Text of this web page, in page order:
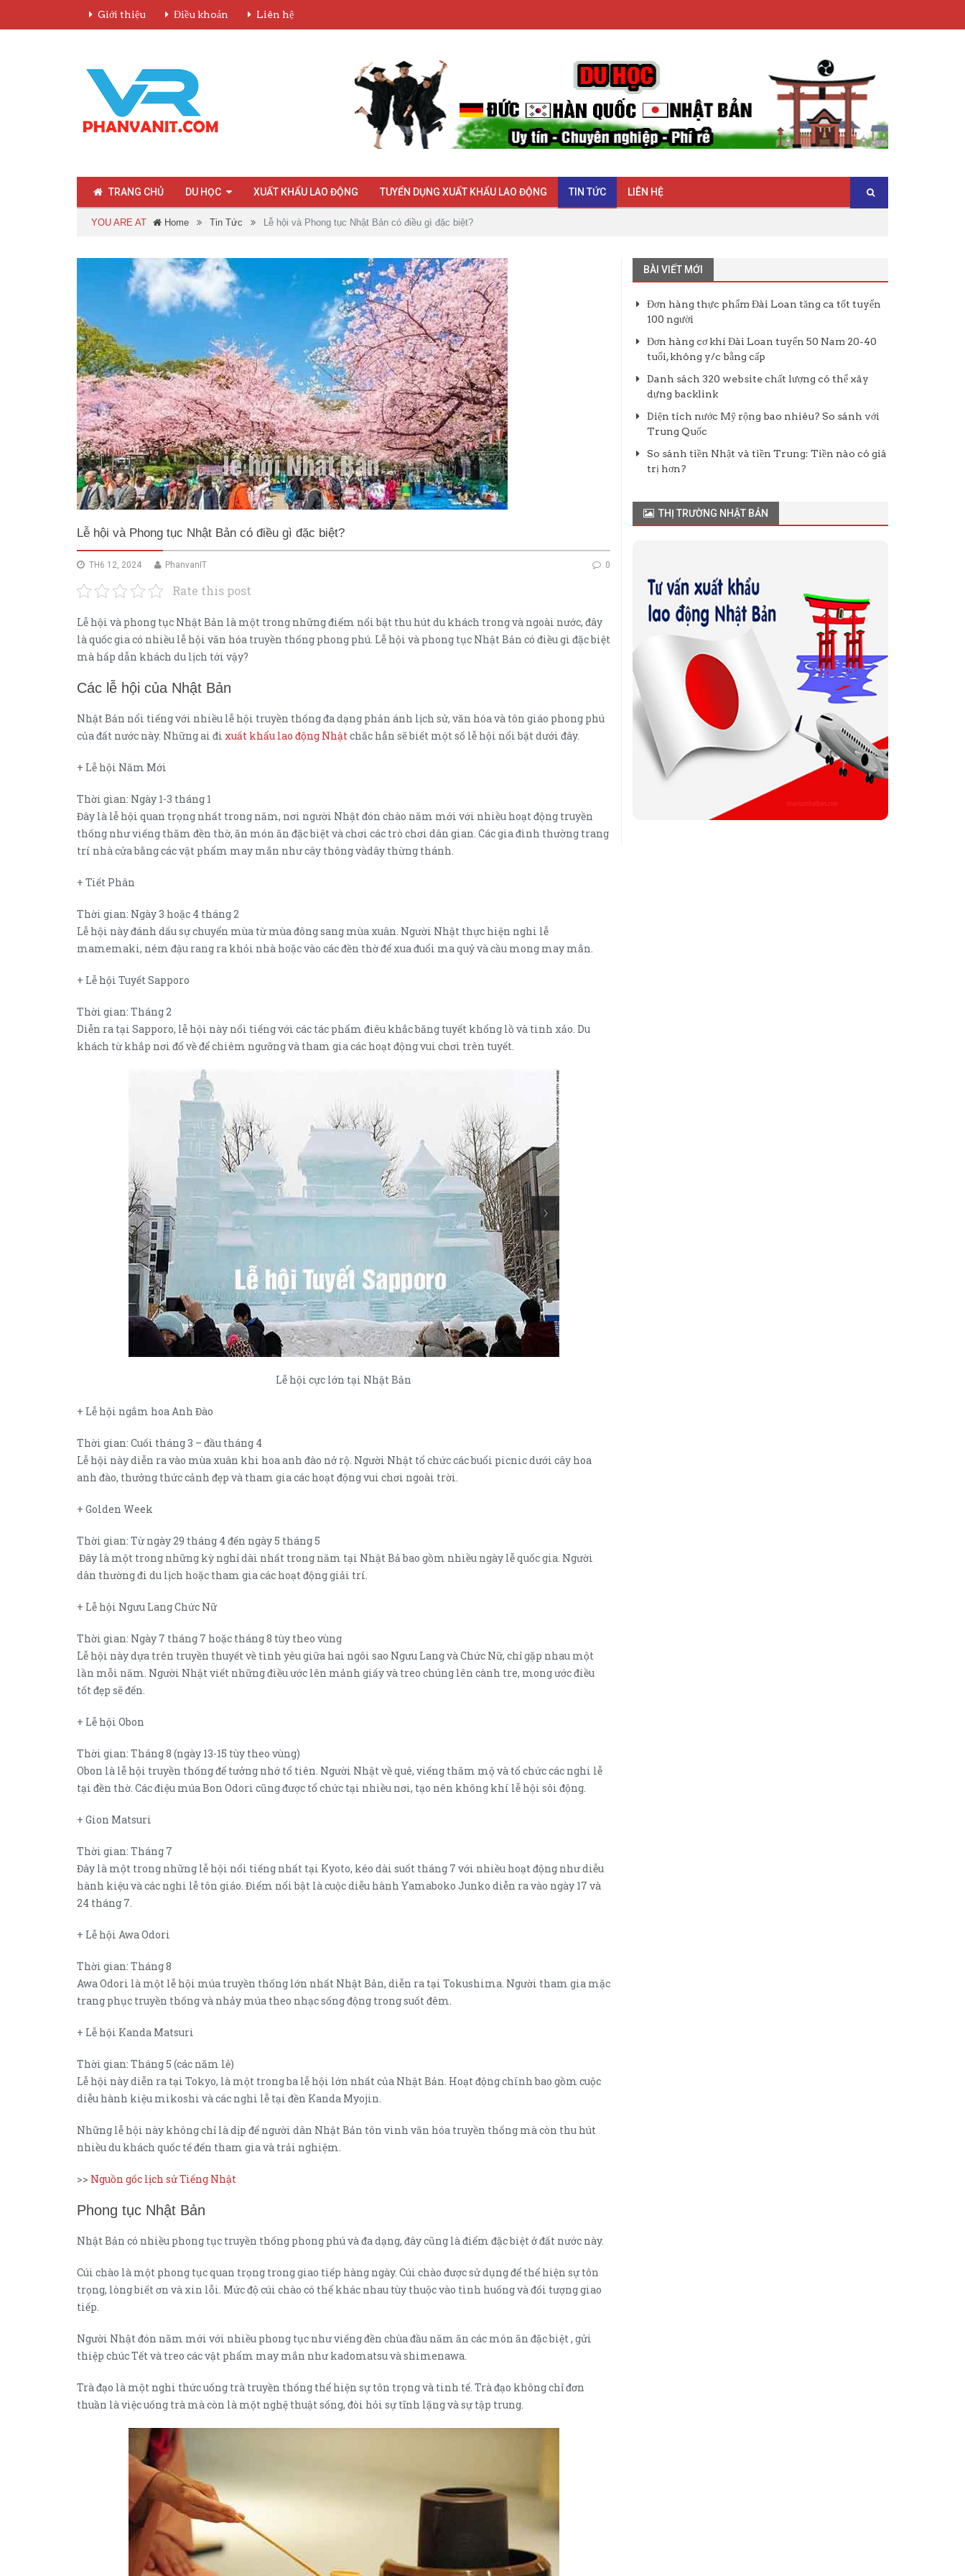
Giới thiệu Điều khoản Liên hệ
TRANG CHỦ DU HỌC XUẤT KHẨU LAO ĐỘNG TUYỂN DỤNG XUẤT KHẨU LAO ĐỘNG TIN TỨC LIÊN HỆ
YOU ARE AT Home Tin Tức Lễ hội và Phong tục Nhật Bản có điều gì đặc biệt?
Lễ hội và Phong tục Nhật Bản có điều gì đặc biệt?
TH6 12, 2024 0
PhanvanIT
Rate this post
Lễ hội và phong tục Nhật Bản là một trong những điểm nổi bật thu hút du khách trong và ngoài nước, đây
là quốc gia có nhiều lễ hội văn hóa truyền thống phong phú. Lễ hội và phong tục Nhật Bản có điều gì đặc biệt
mà hấp dẫn khách du lịch tới vậy?
Các lễ hội của Nhật Bản
Nhật Bản nổi tiếng với nhiều lễ hội truyền thống đa dạng phản ánh lịch sử, văn hóa và tôn giáo phong phú
của đất nước này. Những ai đi xuất khẩu lao động Nhậtchắc hẳn sẽ biết một số lễ hội nổi bật dưới đây.
+ Lễ hội Năm Mới
Thời gian: Ngày 1-3 tháng 1
Đây là lễ hội quan trọng nhất trong năm, nơi người Nhật đón chào năm mới với nhiều hoạt động truyền
thống như viếng thăm đền thờ, ăn món ăn đặc biệt và chơi các trò chơi dân gian. Các gia đình thường trang
trí nhà cửa bằng các vật phẩm may mắn như cây thông vàdây thừng thánh.
+ Tiết Phân
Thời gian: Ngày 3 hoặc 4 tháng 2
Lễ hội này đánh dấu sự chuyển mùa từ mùa đông sang mùa xuân. Người Nhật thực hiện nghi lễ
mamemaki, ném đậu rang ra khỏi nhà hoặc vào các đền thờ để xua đuổi ma quỷ và cầu mong may mắn.
+ Lễ hội Tuyết Sapporo
Thời gian: Tháng 2
Diễn ra tại Sapporo, lễ hội này nổi tiếng với các tác phẩm điêu khắc băng tuyết khổng lồ và tinh xảo. Du
khách từ khắp nơi đổ về để chiêm ngưỡng và tham gia các hoạt động vui chơi trên tuyết.
Lễ hội cực lớn tại Nhật Bản
+ Lễ hội ngắm hoa Anh Đào
Thời gian: Cuối tháng 3 – đầu tháng 4
Lễ hội này diễn ra vào mùa xuân khi hoa anh đào nở rộ. Người Nhật tổ chức các buổi picnic dưới cây hoa
anh đào, thưởng thức cảnh đẹp và tham gia các hoạt động vui chơi ngoài trời.
+ Golden Week
Thời gian: Từ ngày 29 tháng 4 đến ngày 5 tháng 5
Đây là một trong những kỳ nghỉ dài nhất trong năm tại Nhật Bả bao gồm nhiều ngày lễ quốc gia. Người
dân thường đi du lịch hoặc tham gia các hoạt động giải trí.
+ Lễ hội Ngưu Lang Chức Nữ
Thời gian: Ngày 7 tháng 7 hoặc tháng 8 tùy theo vùng
Lễ hội này dựa trên truyền thuyết về tình yêu giữa hai ngôi sao Ngưu Lang và Chức Nữ, chỉ gặp nhau một
lần mỗi năm. Người Nhật viết những điều ước lên mảnh giấy và treo chúng lên cành tre, mong ước điều
tốt đẹp sẽ đến.
+ Lễ hội Obon
Thời gian: Tháng 8 (ngày 13-15 tùy theo vùng)
Obon là lễ hội truyền thống để tưởng nhớ tổ tiên. Người Nhật về quê, viếng thăm mộ và tổ chức các nghi lễ
tại đền thờ. Các điệu múa Bon Odori cũng được tổ chức tại nhiều nơi, tạo nên không khí lễ hội sôi động.
+ Gion Matsuri
Thời gian: Tháng 7
Đây là một trong những lễ hội nổi tiếng nhất tại Kyoto, kéo dài suốt tháng 7 với nhiều hoạt động như diễu
hành kiệu và các nghi lễ tôn giáo. Điểm nổi bật là cuộc diễu hành Yamaboko Junko diễn ra vào ngày 17 và
24 tháng 7.
+ Lễ hội Awa Odori
Thời gian: Tháng 8
Awa Odori là một lễ hội múa truyền thống lớn nhất Nhật Bản, diễn ra tại Tokushima. Người tham gia mặc
trang phục truyền thống và nhảy múa theo nhạc sống động trong suốt đêm.
+ Lễ hội Kanda Matsuri
Thời gian: Tháng 5 (các năm lẻ)
Lễ hội này diễn ra tại Tokyo, là một trong ba lễ hội lớn nhất của Nhật Bản. Hoạt động chính bao gồm cuộc
diễu hành kiệu mikoshi và các nghi lễ tại đền Kanda Myojin.
Những lễ hội này không chỉ là dịp để người dân Nhật Bản tôn vinh văn hóa truyền thống mà còn thu hút
nhiều du khách quốc tế đến tham gia và trải nghiệm.
>> Nguồn gốc lịch sử Tiếng Nhật
Phong tục Nhật Bản
Nhật Bản có nhiều phong tục truyền thống phong phú và đa dạng, đây cũng là điểm đặc biệt ở đất nước này.
Cúi chào là một phong tục quan trọng trong giao tiếp hàng ngày. Cúi chào được sử dụng để thể hiện sự tôn
trọng, lòng biết ơn và xin lỗi. Mức độ cúi chào có thể khác nhau tùy thuộc vào tình huống và đối tượng giao
tiếp.
Người Nhật đón năm mới với nhiều phong tục như viếng đền chùa đầu năm ăn các món ăn đặc biệt , gửi
thiệp chúc Tết và treo các vật phẩm may mắn như kadomatsu và shimenawa.
Trà đạo là một nghi thức uống trà truyền thống thể hiện sự tôn trọng và tinh tế. Trà đạo không chỉ đơn
thuần là việc uống trà mà còn là một nghệ thuật sống, đòi hỏi sự tĩnh lặng và sự tập trung.
BÀI VIẾT MỚI
Đơn hàng thực phẩm Đài Loan tăng ca tốt tuyển
100 người
Đơn hàng cơ khí Đài Loan tuyển 50 Nam 20-40
tuổi, không y/c bằng cấp
Danh sách 320 website chất lượng có thể xây
dựng backlink
Diện tích nước Mỹ rộng bao nhiêu? So sánh với
Trung Quốc
So sánh tiền Nhật và tiền Trung: Tiền nào có giá
trị hơn?
THỊ TRƯỜNG NHẬT BẢN